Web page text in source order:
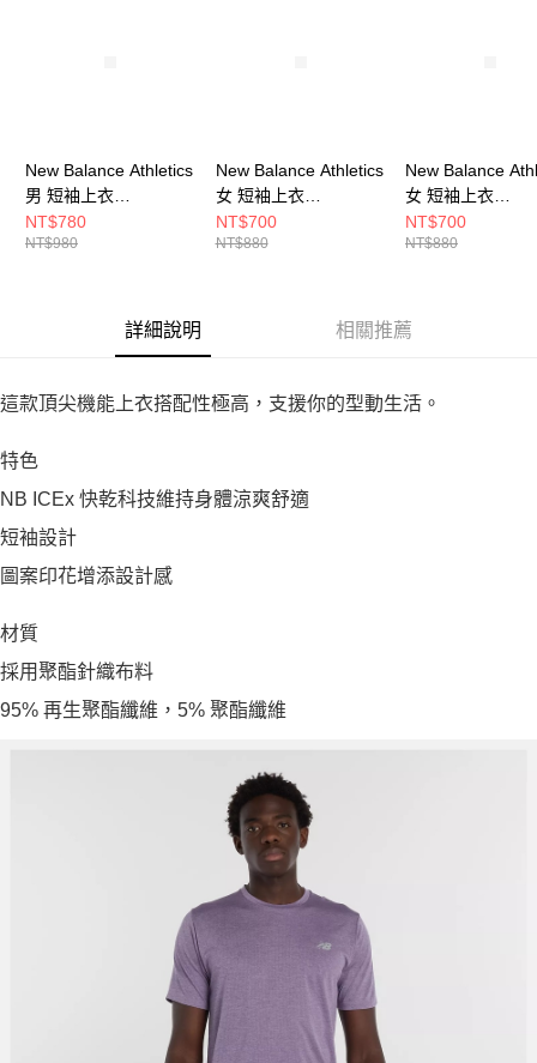
New Balance Athletics
男 短袖上衣
MT41253BM4-F
NT$780
NT$980
New Balance Athletics
女 短袖上衣
WT41253BM4-F
NT$700
NT$880
New Balance
女 短袖上衣
WT41253AB8-F
NT$700
NT$880
詳細說明 相關推薦
這款頂尖機能上衣搭配性極高，支援你的型動生活。
特色
NB ICEx 快乾科技維持身體涼爽舒適
短袖設計
圖案印花增添設計感
材質
採用聚酯針織布料
95% 再生聚酯纖維，5% 聚酯纖維